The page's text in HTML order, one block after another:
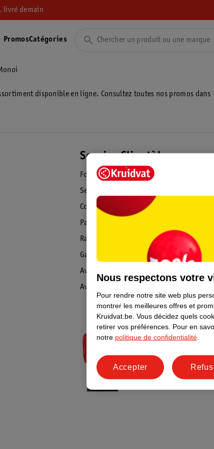
livré demain
PromosCatégories
disponible en ligne. Consultez toutes nos promos dans
Service Clientèle
Foire aux questions
Service Clientèle
Commande & Livraison
Paiement
Rappel & Retour
Garantie
Avis de sécurité
Avis
Nous respectons votre
Pour rendre notre site web plus
montrer les meilleures offres et
Kruidvat.be. Vous décidez quels
retirer vos préférences. Pour en
notre politique de confidentialité
Accepter